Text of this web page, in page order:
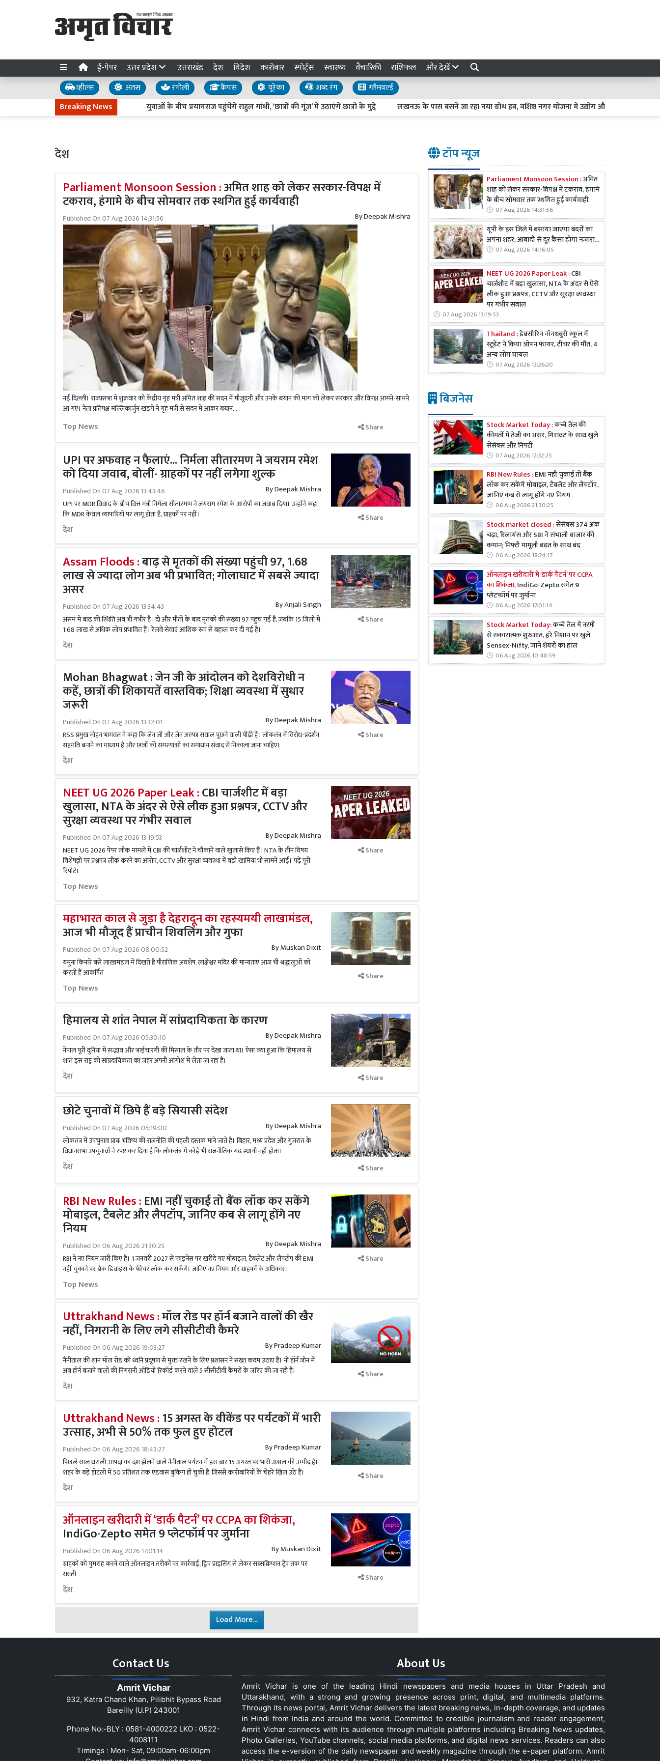
ई-पेपर उत्तर प्रदेश उत्तराखंड देश विदेश कारोबार स्पोर्ट्स स्वास्थ्य वैचारिकी राशिफल और देखें
व्हील्स अंतस रंगोली कैंपस यूरेका शब्द रंग
ग्लैमवर्ल्ड
Breaking News
युवाओं के बीच प्रयागराज पहुंचेंगे राहुल गांधी, ‘छात्रों की गूंज’ में उठाएंगे छात्रों के मुद्दे लखनऊ के पास बसने जा रहा नया ग्रोथ हब, वशिष्ठ नगर योजना में उद्योग और रोजगार को मिलेगी उड़ान
देश
Parliament Monsoon Session :अमित शाह को लेकर सरकार-विपक्ष में
टकराव, हंगामे के बीच सोमवार तक स्थगित हुई कार्यवाही
Published On07 Aug 2026 14:31:56 ByDeepak Mishra
नई दिल्ली। राज्यसभा में शुक्रवार को केंद्रीय गृह मंत्री अमित शाह की सदन में मौजूदगी और उनके बयान की मांग को लेकर सरकार और विपक्ष आमने-सामने
आ गए। नेता प्रतिपक्ष मल्लिकार्जुन खड़गे ने गृह मंत्री से सदन में आकर बयान...
Top News Share
UPI पर अफवाह न फैलाएं... निर्मला सीतारमण ने जयराम रमेश
को दिया जवाब, बोलीं- ग्राहकों पर नहीं लगेगा शुल्क
Published On07 Aug 2026 13:43:46 ByDeepak Mishra
UPI पर MDR विवाद के बीच वित्त मंत्री निर्मला सीतारमण ने जयराम रमेश के आरोपों का जवाब दिया। उन्होंने कहा
कि MDR केवल व्यापारियों पर लागू होता है, ग्राहकों पर नहीं।
देश
Share
Assam Floods :बाढ़ से मृतकों की संख्या पहुंची 97, 1.68
लाख से ज्यादा लोग अब भी प्रभावित; गोलाघाट में सबसे ज्यादा
असर
Published On07 Aug 2026 13:34:43 ByAnjali Singh
असम में बाढ़ की स्थिति अब भी गंभीर है। दो और मौतों के बाद मृतकों की संख्या 97 पहुंच गई है, जबकि 15 जिलों में
1.68 लाख से अधिक लोग प्रभावित हैं। रेलवे सेवाएं आंशिक रूप से बहाल कर दी गई हैं।
देश
Share
Mohan Bhagwat : जेन जी के आंदोलन को देशविरोधी न
कहें, छात्रों की शिकायतें वास्तविक; शिक्षा व्यवस्था में सुधार
जरूरी
Published On07 Aug 2026 13:32:01 ByDeepak Mishra
RSS प्रमुख मोहन भागवत ने कहा कि जेन जी और जेन अल्फा सवाल पूछने वाली पीढ़ी है। लोकतंत्र में विरोध-प्रदर्शन
सहमति बनाने का माध्यम है और छात्रों की समस्याओं का समाधान संवाद से निकाला जाना चाहिए।
देश
Share
NEET UG 2026 Paper Leak :CBI चार्जशीट में बड़ा
खुलासा, NTA के अंदर से ऐसे लीक हुआ प्रश्नपत्र, CCTV और
सुरक्षा व्यवस्था पर गंभीर सवाल
Published On07 Aug 2026 13:19:53 ByDeepak Mishra
NEET UG 2026 पेपर लीक मामले में CBI की चार्जशीट ने चौंकाने वाले खुलासे किए हैं। NTA के तीन विषय
विशेषज्ञों पर प्रश्नपत्र लीक करने का आरोप, CCTV और सुरक्षा व्यवस्था में बड़ी खामियां भी सामने आईं। पढ़ें पूरी
रिपोर्ट।
Top News
Share
महाभारत काल से जुड़ा है देहरादून का रहस्यमयी लाखामंडल,
आज भी मौजूद हैं प्राचीन शिवलिंग और गुफा
Published On07 Aug 2026 08:00:52 ByMuskan Dixit
यमुना किनारे बसे लाखामंडल में दिखते हैं पौराणिक अवशेष, लाक्षेश्वर मंदिर की मान्यताएं आज भी श्रद्धालुओं को
करती हैं आकर्षित
Top News
Share
हिमालय से शांत नेपाल में सांप्रदायिकता के कारण
Published On07 Aug 2026 05:30:10 ByDeepak Mishra
नेपाल पूरी दुनिया में सद्भाव और भाईचारगी की मिसाल के तौर पर देखा जाता था। ऐसा क्या हुआ कि हिमालय से
शांत इस राष्ट्र को सांप्रदायिकता का जहर अपनी आगोश में लेता जा रहा है।
देश Share
छोटे चुनावों में छिपे हैं बड़े सियासी संदेश
Published On07 Aug 2026 05:19:00 ByDeepak Mishra
लोकतंत्र में उपचुनाव प्रायः भविष्य की राजनीति की पहली दस्तक माने जाते हैं। बिहार, मध्य प्रदेश और गुजरात के
विधानसभा उपचुनावों ने स्पष्ट कर दिया है कि लोकतंत्र में कोई भी राजनीतिक गढ़ स्थायी नहीं होता।
देश Share
RBI New Rules : EMI नहीं चुकाई तो बैंक लॉक कर सकेंगे
मोबाइल, टैबलेट और लैपटॉप, जानिए कब से लागू होंगे नए
नियम
Published On06 Aug 2026 21:30:25 ByDeepak Mishra
RBI ने नए नियम जारी किए हैं। 1 जनवरी 2027 से फाइनेंस पर खरीदे गए मोबाइल, टैबलेट और लैपटॉप की EMI
नहीं चुकाने पर बैंक डिवाइस के फीचर लॉक कर सकेंगे। जानिए नए नियम और ग्राहकों के अधिकार।
Top News
Share
Uttrakhand News :मॉल रोड पर हॉर्न बजाने वालों की खैर
नहीं, निगरानी के लिए लगे सीसीटीवी कैमरे
Published On06 Aug 2026 19:03:27 ByPradeep Kumar
नैनीताल की शान मॉल रोड को ध्वनि प्रदूषण से मुक्त रखने के लिए प्रशासन ने सख्त कदम उठाए हैं। नो हॉर्न जोन में
अब हॉर्न बजाने वालों की निगरानी ऑडियो रिकॉर्ड करने वाले 5 सीसीटीवी कैमरों के जरिए की जा रही है।
देश
Share
Uttrakhand News :15 अगस्त के वीकेंड पर पर्यटकों में भारी
उत्साह, अभी से 50% तक फुल हुए होटल
Published On06 Aug 2026 18:43:27 ByPradeep Kumar
पिछले साल धराली आपदा का दंश झेलने वाले नैनीताल पर्यटन में इस बार 15 अगस्त पर भारी उछाल की उम्मीद है।
शहर के बड़े होटलों में 50 प्रतिशत तक एडवांस बुकिंग हो चुकी है, जिससे कारोबारियों के चेहरे खिल उठे हैं।
देश
Share
ऑनलाइन खरीदारी में ‘डार्क पैटर्न’ पर CCPA का शिकंजा,
IndiGo-Zepto समेत 9 प्लेटफॉर्म पर जुर्माना
Published On06 Aug 2026 17:01:14 ByMuskan Dixit
ग्राहकों को गुमराह करने वाले ऑनलाइन तरीकों पर कार्रवाई, ड्रिप प्राइसिंग से लेकर सब्सक्रिप्शन ट्रैप तक पर
सख्ती
देश
Share
Load More...
टॉप न्यूज
Parliament Monsoon Session :अमित
शाह को लेकर सरकार-विपक्ष में टकराव, हंगामे
के बीच सोमवार तक स्थगित हुई कार्यवाही
07 Aug 2026 14:31:56
यूपी के इस जिले में बसाया जाएगा बंदरों का
अपना शहर, आबादी से दूर कैसा होगा नजारा...
07 Aug 2026 14:16:05
NEET UG 2026 Paper Leak :CBI
चार्जशीट में बड़ा खुलासा, NTA के अंदर से ऐसे
लीक हुआ प्रश्नपत्र, CCTV और सुरक्षा व्यवस्था
पर गंभीर सवाल
07 Aug 2026 13:19:53
Thailand :डेबसीरिन नॉनथबुरी स्कूल में
स्टूडेंट ने किया ओपन फायर, टीचर की मौत, 4
अन्य लोग घायल
07 Aug 2026 12:26:20
बिजनेस
Stock Market Today :कच्चे तेल की
कीमतों में तेजी का असर, गिरावट के साथ खुले
सेंसेक्स और निफ्टी
07 Aug 2026 12:32:25
RBI New Rules :EMI नहीं चुकाई तो बैंक
लॉक कर सकेंगे मोबाइल, टैबलेट और लैपटॉप,
जानिए कब से लागू होंगे नए नियम
06 Aug 2026 21:30:25
Stock market closed :सेंसेक्स 374 अंक
चढ़ा, रिलायंस और SBI ने संभाली बाजार की
कमान; निफ्टी मामूली बढ़त के साथ बंद
06 Aug 2026 18:24:17
ऑनलाइन खरीदारी में ‘डार्क पैटर्न’ पर CCPA
का शिकंजा,IndiGo-Zepto समेत 9
प्लेटफॉर्म पर जुर्माना
06 Aug 2026 17:01:14
Stock Market Today:कच्चे तेल में नरमी
से सकारात्मक शुरुआत, हरे निशान पर खुले
Sensex-Nifty, जानें शेयरों का हाल
06 Aug 2026 10:48:59
Contact Us
Amrit Vichar
932, Katra Chand Khan, Pilibhit Bypass Road
Bareilly (U.P) 243001
Phone No:-BLY : 0581-4000222 LKO : 0522-
4008111
Timings : Mon- Sat, 09:00am-06:00pm
About Us
Amrit Vichar is one of the leading Hindi newspapers and media houses in Uttar Pradesh and
Uttarakhand, with a strong and growing presence across print, digital, and multimedia platforms.
Through its news portal, Amrit Vichar delivers the latest breaking news, in-depth coverage, and updates
in Hindi from India and around the world. Committed to credible journalism and reader engagement,
Amrit Vichar connects with its audience through multiple platforms including Breaking News updates,
Photo Galleries, YouTube channels, social media platforms, and digital news services. Readers can also
access the e-version of the daily newspaper and weekly magazine through the e-paper platform. Amrit